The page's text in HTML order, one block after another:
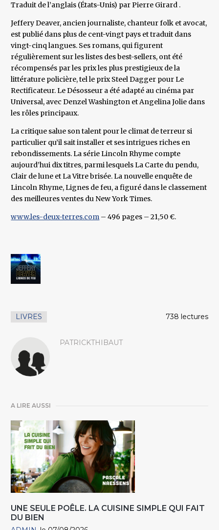
Traduit de l’anglais (États-Unis) par Pierre Girard .
Jeffery Deaver, ancien journaliste, chanteur folk et avocat,
est publié dans plus de cent-vingt pays et traduit dans
vingt-cinq langues. Ses romans, qui figurent
régulièrement sur les listes des best-sellers, ont été
récompensés par les prix les plus prestigieux de la
littérature policière, tel le prix Steel Dagger pour Le
Rectificateur. Le Désosseur a été adapté au cinéma par
Universal, avec Denzel Washington et Angelina Jolie dans
les rôles principaux.
La critique salue son talent pour le climat de terreur si
particulier qu’il sait installer et ses intrigues riches en
rebondissements. La série Lincoln Rhyme compte
aujourd’hui dix titres, parmi lesquels La Carte du pendu,
Clair de lune et La Vitre brisée. La nouvelle enquête de
Lincoln Rhyme, Lignes de feu, a figuré dans le classement
des meilleures ventes du New York Times.
www.les-deux-terres.com – 496 pages – 21,50 €.
LIVRES 738 lectures
PATRICKTHIBAUT
A LIRE AUSSI
UNE SEULE POÊLE. LA CUISINE SIMPLE QUI FAIT
DU BIEN